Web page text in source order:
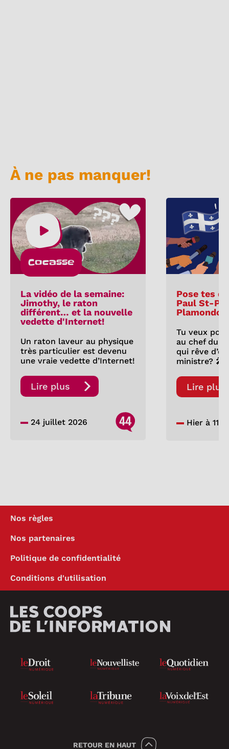
À ne pas manquer!
Cocasse
La vidéo de la semaine:
Jimothy, le raton
différent… et la nouvelle
vedette d'Internet!
Un raton laveur au physique
très particulier est devenu
une vraie vedette d’Internet!
Lire plus
24 juillet 2026 44
Pose tes
Paul St-
Tu veux
au chef du
qui rêve
ministre? 🎤
Lire plus
Hier à
Nos règles
Nos partenaires
Politique de confidentialité
Conditions d'utilisation
RETOUR EN HAUT